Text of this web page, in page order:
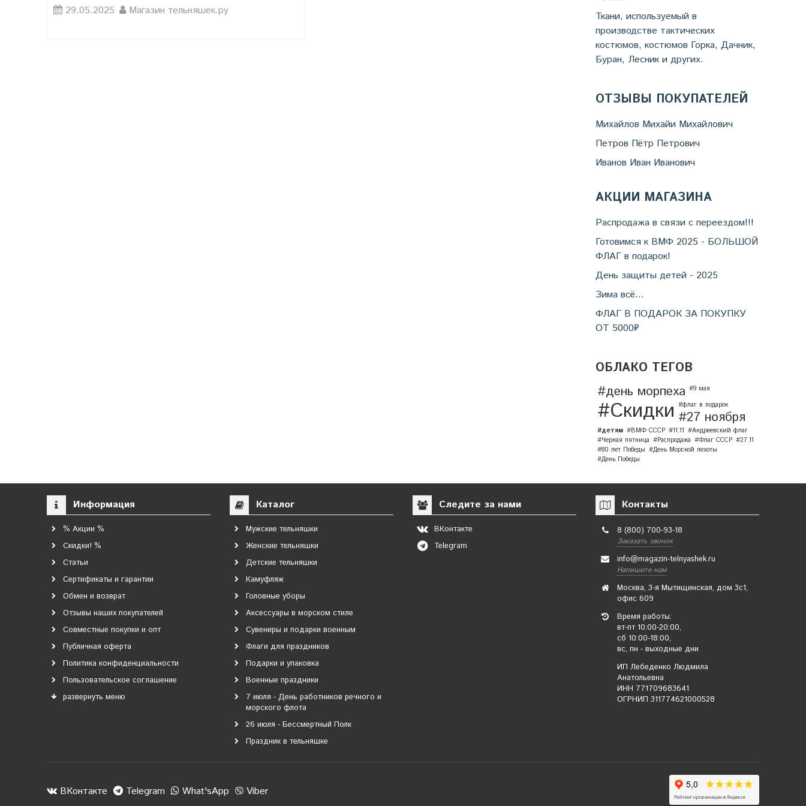
29.05.2025
Магазин тельняшек.ру
Ткани, используемый в
производстве тактических
костюмов, костюмов Горка, Дачник,
Буран, Лесник и других.
ОТЗЫВЫ ПОКУПАТЕЛЕЙ
Михайлов Михайи Михайлович
Петров Пётр Петрович
Иванов Иван Иванович
АКЦИИ МАГАЗИНА
Распродажа в связи с переездом!!!
Готовимся к ВМФ 2025 - БОЛЬШОЙ
ФЛАГ в подарок!
День защиты детей - 2025
Зима всё...
ФЛАГ В ПОДАРОК ЗА ПОКУПКУ
ОТ 5000₽
ОБЛАКО ТЕГОВ
#день морпеха #9 мая
#Скидки #флаг в подарок
#27 ноября
#детям #ВМФ СССР #11.11 #Андреевский флаг
#Черная пятница #Распродажа #Флаг СССР #27.11
#80 лет Победы #День Морской пехоты
#День Победы
Информация
% Акции %
Скидки! %
Статьи
Сертификаты и гарантии
Обмен и возврат
Отзывы наших покупателей
Совместные покупки и опт
Публичная оферта
Политика конфиденциальности
Пользовательское соглашение
развернуть меню
Каталог
Мужские тельняшки
Женские тельняшки
Детские тельняшки
Камуфляж
Головные уборы
Аксессуары в морском стиле
Сувениры и подарки военным
Флаги для праздников
Подарки и упаковка
Военные праздники
7 июля - День работников речного и
морского флота
26 июля - Бессмертный Полк
Праздник в тельняшке
Следите за нами
ВКонтакте
Telegram
Контакты
8 (800) 700-93-18
Заказать звонок
info@magazin-telnyashek.ru
Напишите нам
Москва, 3-я Мытищинская, дом 3с1,
офис 609
Время работы:
вт-пт 10:00-20:00,
сб 10:00-18:00,
вс, пн - выходные дни
ИП Лебеденко Людмила
Анатольевна
ИНН 771709683641
ОГРНИП 311774621000528
ВКонтакте Telegram What'sApp Viber